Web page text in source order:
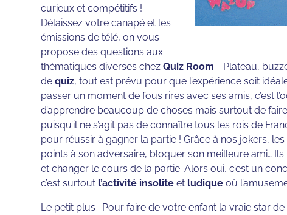
curieux et compétitifs !
Délaissez votre canapé et les
émissions de télé, on vous
propose des questions aux
thématiques diverses chezQuiz Room : Plateau,
dequiz, tout est prévu pour que l’expérience soit
passer un moment de fous rires avec ses amis, c’est
d’apprendre beaucoup de choses mais surtout de
puisqu’il ne s’agit pas de connaître tous les rois de
pour réussir à gagner la partie ! Grâce à nos jokers,
points à son adversaire, bloquer son meilleure ami…
et changer le cours de la partie. Alors oui, c’est un
c’est surtout l’activité insolite et ludique où
Le petit plus : Pour faire de votre enfant la vraie star